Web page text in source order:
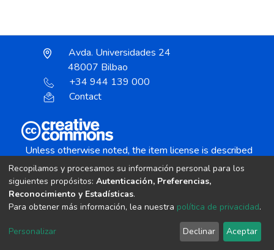
Avda. Universidades 24
48007 Bilbao
+34 944 139 000
Contact
Unless otherwise noted, the item license is described
as:
Creative Commons Attribution-NonCommercial-
copyright © 2002-2026LYRASIS
Send Feedback
Recopilamos y procesamos su información personal para los
siguientes propósitos: Autenticación, Preferencias,
Reconocimiento y Estadísticas.
Para obtener más información, lea nuestra política de privacidad.
Personalizar Declinar Aceptar